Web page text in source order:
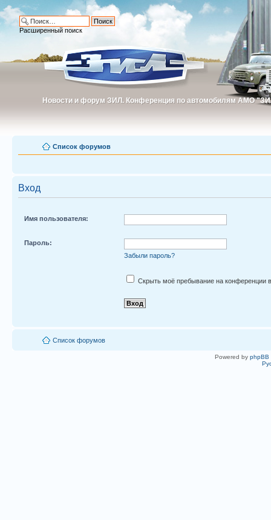
Новости и форум ЗИЛ. Конференция по автомобилям АМО
Новости и форум ЗИЛ. Конференция по автомобилям АМО
Расширенный поиск
Список форумов
Вход
Имя пользователя:
Пароль:
Забыли пароль?
Скрыть моё пребывание на конференции в
Список форумов
Powered by phpBB